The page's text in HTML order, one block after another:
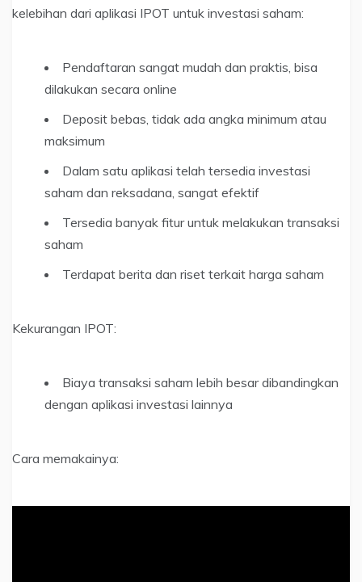
kelebihan dari aplikasi IPOT untuk investasi saham:
Pendaftaran sangat mudah dan praktis, bisa
dilakukan secara online
Deposit bebas, tidak ada angka minimum atau
maksimum
Dalam satu aplikasi telah tersedia investasi
saham dan reksadana, sangat efektif
Tersedia banyak fitur untuk melakukan transaksi
saham
Terdapat berita dan riset terkait harga saham
Kekurangan IPOT:
Biaya transaksi saham lebih besar dibandingkan
dengan aplikasi investasi lainnya
Cara memakainya: